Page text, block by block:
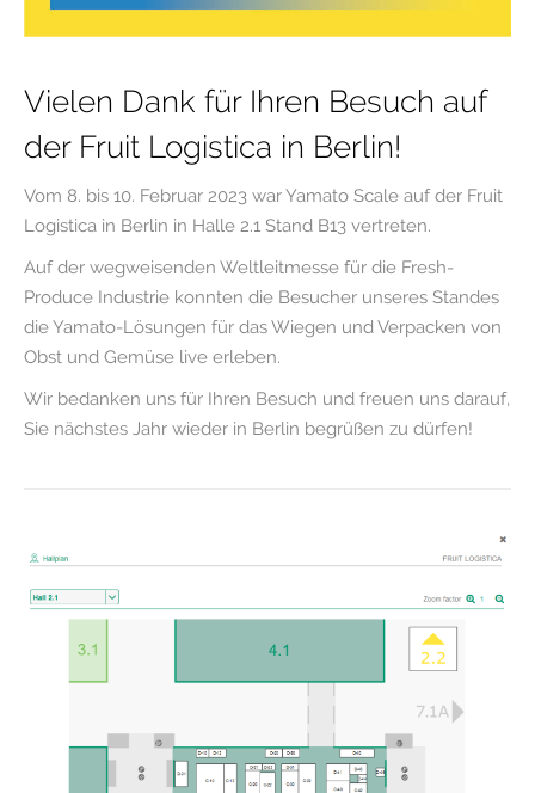
Vielen Dank für Ihren Besuch auf
der Fruit Logistica in Berlin!
Vom 8. bis 10. Februar 2023 war Yamato Scale auf der Fruit
Logistica in Berlin in Halle 2.1 Stand B13 vertreten.
Auf der wegweisenden Weltleitmesse für die Fresh-
Produce Industrie konnten die Besucher unseres Standes
die Yamato-Lösungen für das Wiegen und Verpacken von
Obst und Gemüse live erleben.
Wir bedanken uns für Ihren Besuch und freuen uns darauf,
Sie nächstes Jahr wieder in Berlin begrüßen zu dürfen!